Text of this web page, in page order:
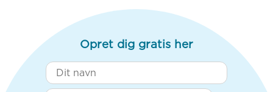
Opret dig gratis her